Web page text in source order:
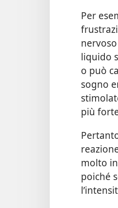
Per
liquido
o può
sogno
più
molto
poiché